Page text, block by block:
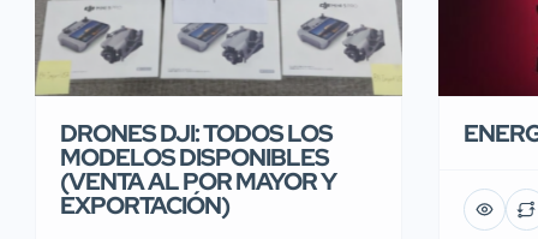
DRONES DJI: TODOS LOS
MODELOS DISPONIBLES
(VENTA AL POR MAYOR Y
EXPORTACIÓN)